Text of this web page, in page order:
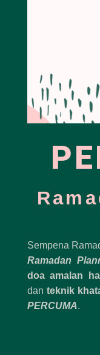
Sempena
Ramadan
doa amalan
dan teknik
PERCUMA.